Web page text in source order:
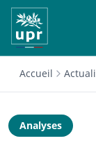
Accueil
Analyses